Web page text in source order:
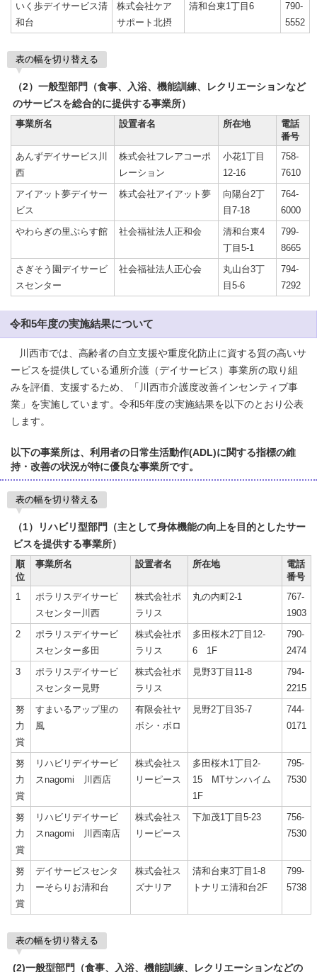
いく歩デイサービス清
和台
株式会社ケア
サポート北摂
清和台東1丁目6
790-
5552
表の幅を切り替える
（2）一般型部門（食事、入浴、機能訓練、レクリエーションなど
のサービスを総合的に提供する事業所）
事業所名
設置者名 所在地
電話
番号
あんずデイサービス川
西
株式会社フレアコーポ
レーション
小花1丁目
12-16
758-
7610
アイアット夢デイサー
ビス
株式会社アイアット夢
向陽台2丁
目7-18
764-
6000
やわらぎの里ぷらす館
社会福祉法人正和会
清和台東4
丁目5-1
799-
8665
さぎそう園デイサービ
スセンター
社会福祉法人正心会
丸山台3丁
目5-6
794-
7292
令和5年度の実施結果について
川西市では、高齢者の自立支援や重度化防止に資する質の高いサ
ービスを提供している通所介護（デイサービス）事業所の取り組
みを評価、支援するため、「川西市介護度改善インセンティブ事
業」を実施しています。令和5年度の実施結果を以下のとおり公表
します。
以下の事業所は、利用者の日常生活動作(ADL)に関する指標の維
持・改善の状況が特に優良な事業所です。
表の幅を切り替える
（1）リハビリ型部門（主として身体機能の向上を目的としたサー
ビスを提供する事業所）
順
位
事業所名 設置者名 所在地
電話
番号
1
ポラリスデイサービ
スセンター川西
株式会社ポ
ラリス
丸の内町2-1
767-
1903
2
ポラリスデイサービ
スセンター多田
株式会社ポ
ラリス
多田桜木2丁目12-
6 1F
790-
2474
3
ポラリスデイサービ
スセンター見野
株式会社ポ
ラリス
見野3丁目11-8
794-
2215
努
力
賞
すまいるアップ里の
風
有限会社ヤ
ボシ・ボロ
見野2丁目35-7
744-
0171
努
力
賞
リハビリデイサービ
スnagomi 川西店
株式会社ス
リーピース
多田桜木1丁目2-
15 MTサンハイム
1F
795-
7530
努
力
賞
リハビリデイサービ
スnagomi 川西南店
株式会社ス
リーピース
下加茂1丁目5-23
756-
7530
努
力
賞
デイサービスセンタ
ーそらりお清和台
株式会社ス
ズナリア
清和台東3丁目1-8
トナリエ清和台2F
799-
5738
表の幅を切り替える
(2)一般型部門（食事、入浴、機能訓練、レクリエーションなどの